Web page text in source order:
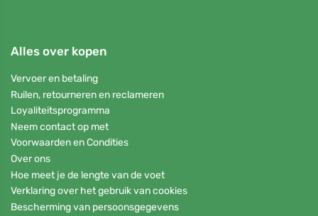
Alles over kopen
Vervoer en betaling
Ruilen, retourneren en reclameren
Loyaliteitsprogramma
Neem contact op met
Voorwaarden en Condities
Over ons
Hoe meet je de lengte van de voet
Verklaring over het gebruik van cookies
Bescherming van persoonsgegevens